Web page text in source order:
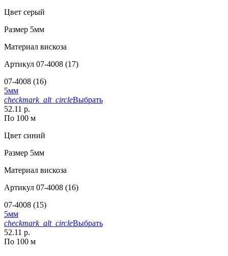
Цвет серый
Размер 5мм
Материал вискоза
Артикул 07-4008 (17)
07-4008 (16)
5мм
checkmark_alt_circleВыбрать
52.11 р.
По 100 м
Цвет синий
Размер 5мм
Материал вискоза
Артикул 07-4008 (16)
07-4008 (15)
5мм
checkmark_alt_circleВыбрать
52.11 р.
По 100 м